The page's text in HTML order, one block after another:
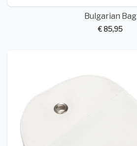
Bulgarian Bag
€ 85,95